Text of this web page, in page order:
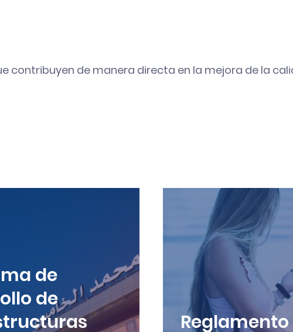
contribuyen de manera directa en la mejora de la
de
de
Reglamento